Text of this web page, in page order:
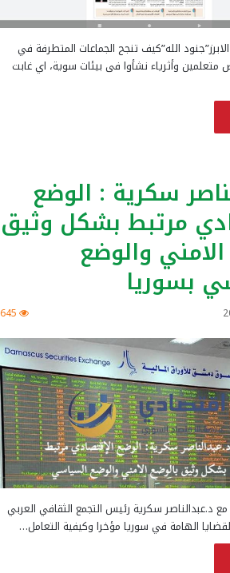
الله”كيف تنجح الجماعات المتطرفة في
وأثرياء نشأوا فى بيئات سوية، اي غابت
سكرية : الوضع
مرتبط بشكل وثيق
والوضع
بسوريا
645
د.عبدالناصر سكرية رئيس التجمع الثقافي العربي
الهامة في سوريا مؤخرا وكيفية التعامل…